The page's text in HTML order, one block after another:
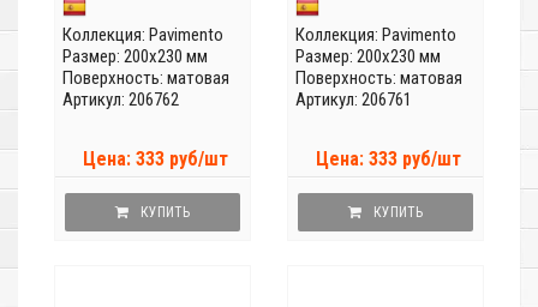
Коллекция: Pavimento
Размер: 200x230 мм
Поверхность: матовая
Артикул: 206762
Цена: 333 руб/шт
КУПИТЬ
Коллекция: Pavimento
Размер: 200x230 мм
Поверхность: матовая
Артикул: 206761
Цена: 333 руб/шт
КУПИТЬ